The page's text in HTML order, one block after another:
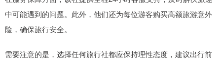
中可能遇到的问题。此外，他们还为每位游客购买高额旅游意外
险，确保旅行安全。
需要注意的是，选择任何旅行社都应保持理性态度，建议出行前